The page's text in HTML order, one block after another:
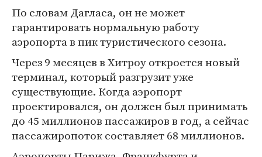
По словам Дагласа, он не может
гарантировать нормальную работу
аэропорта в пик туристического сезона.
Через 9 месяцев в Хитроу откроется новый
терминал, который разгрузит уже
существующие. Когда аэропорт
проектировался, он должен был принимать
до 45 миллионов пассажиров в год, а сейчас
пассажиропоток составляет 68 миллионов.